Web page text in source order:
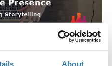
About
Copywriting using